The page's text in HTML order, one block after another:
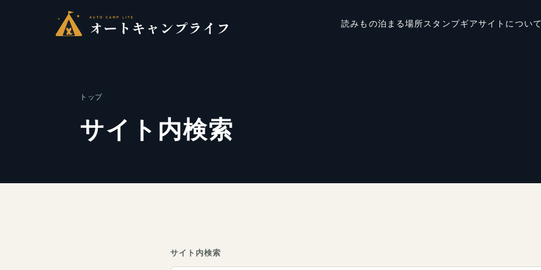
読みもの泊まる場所スタンプギアサイトについ
トップ
サイト内検索
サイト内検索